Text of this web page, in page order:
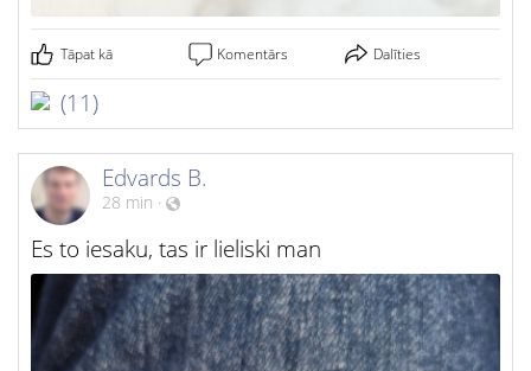
Tāpat kā Komentārs Dalīties
(11)
Edvards B.
28 min ·
Es to iesaku, tas ir lieliski man